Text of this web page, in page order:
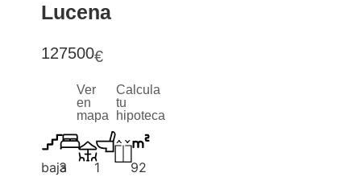
Lucena
127500€
Ver
en
mapa
Calcula
tu
hipoteca
baja
3 1 92